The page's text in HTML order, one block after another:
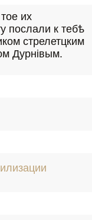
их
послали к тебѣ
стрелетцким
Дурнівым.